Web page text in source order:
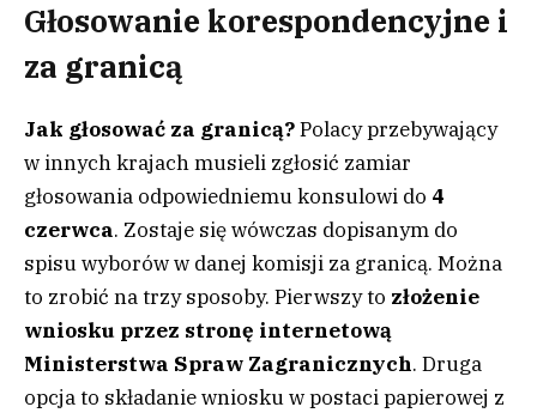
Głosowanie korespondencyjne i
za granicą
Jak głosować za granicą?Polacy przebywający
w innych krajach musieli zgłosić zamiar
głosowania odpowiedniemu konsulowi do 4
czerwca. Zostaje się wówczas dopisanym do
spisu wyborów w danej komisji za granicą. Można
to zrobić na trzy sposoby. Pierwszy to złożenie
wniosku przez stronę internetową
Ministerstwa Spraw Zagranicznych. Druga
opcja to składanie wniosku w postaci papierowej z